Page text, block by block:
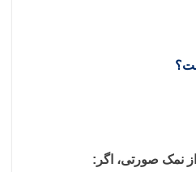
نمک صورتی، اگر: